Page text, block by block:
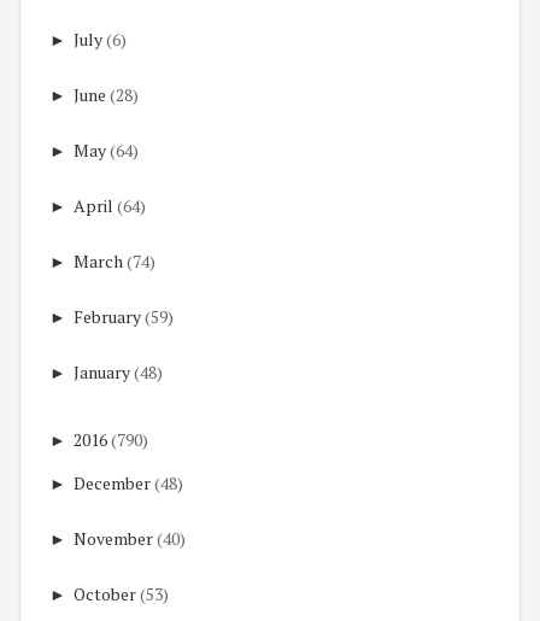
► July(6)
► June (28)
► May(64)
► April (64)
► March (74)
► February(59)
► January(48)
► 2016(790)
► December(48)
► November(40)
► October(53)